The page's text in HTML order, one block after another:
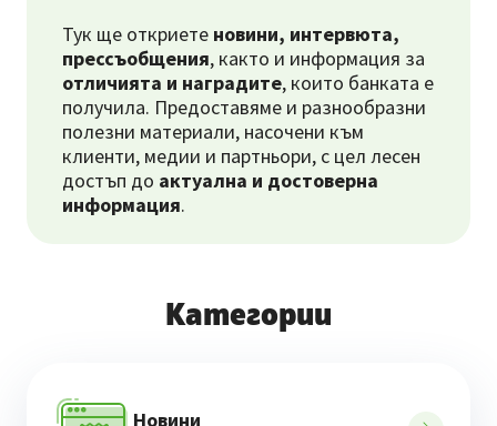
Тук ще откриете новини, интервюта,
прессъобщения, както и информация за
отличията и наградите, които банката е
получила. Предоставяме и разнообразни
полезни материали, насочени към
клиенти, медии и партньори, с цел лесен
достъп до актуална и достоверна
информация.
Категории
Новини